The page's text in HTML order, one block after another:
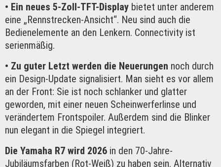
• Ein neues 5-Zoll-TFT-Display bietet unter anderem
eine „Rennstrecken-Ansicht“. Neu sind auch die
Bedienelemente an den Lenkern. Connectivity ist
serienmäßig.
• Zu guter Letzt werden die Neuerungen noch durch
ein Design-Update signalisiert. Man sieht es vor allem
an der Front: Sie ist noch schlanker und glatter
geworden, mit einer neuen Scheinwerferlinse und
verändertem Frontspoiler. Außerdem sind die Blinker
nun elegant in die Spiegel integriert.
Die Yamaha R7 wird 2026 in den 70-Jahre-
Jubiläumsfarben (Rot-Weiß) zu haben sein. Alternativ